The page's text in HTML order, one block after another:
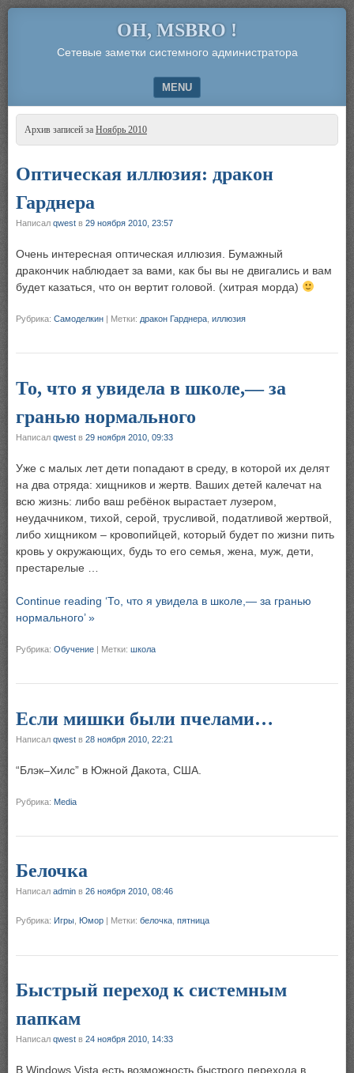
OH, MSBRO !
Сетевые заметки системного администратора
MENU
SKIP TO CONTENT
Архив записей за Ноябрь 2010
Оптическая иллюзия: дракон
Гарднера
Написал qwest в 29 ноября 2010, 23:57
Очень интересная оптическая иллюзия. Бумажный
дракончик наблюдает за вами, как бы вы не двигались и вам
будет казаться, что он вертит головой. (хитрая морда)
Рубрика: Самоделкин | Метки: дракон Гарднера иллюзия
То, что я увидела в школе,— за
гранью нормального
Написал qwest в 29 ноября 2010, 09:33
Уже с малых лет дети попадают в среду, в которой их делят
на два отряда: хищников и жертв. Ваших детей калечат на
всю жизнь: либо ваш ребёнок вырастает лузером,
неудачником, тихой, серой, трусливой, податливой жертвой,
либо хищником – кровопийцей, который будет по жизни пить
кровь у окружающих, будь то его семья, жена, муж, дети,
престарелые …
Continue reading ‘То, что я увидела в школе,— за гранью
нормального’ »
Рубрика: Обучение | Метки: школа
Если мишки были пчелами…
Написал qwest в 28 ноября 2010, 22:21
“Блэк–Хилс” в Южной Дакота, США.
Рубрика: Media
Белочка
Написал admin в 26 ноября 2010, 08:46
Рубрика: Игры Юмор Метки: белочка пятница
Быстрый переход к системным
папкам
Написал qwest в 24 ноября 2010, 14:33
В Windows Vista есть возможность быстрого перехода в